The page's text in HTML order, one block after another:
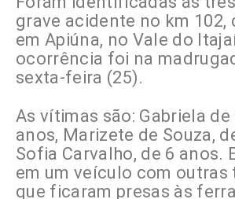
grave acidente no km 102,
em Apiúna, no Vale do
ocorrência foi na
sexta-feira (25).
As vítimas são: Gabriela de
anos, Marizete de Souza,
Sofia Carvalho, de 6 anos.
em um veículo com outras
que ficaram presas às